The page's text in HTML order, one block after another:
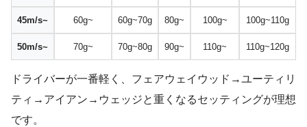
45m/s~ 60g~ 60g~70g 80g~ 100g~ 100g~110g
50m/s~ 70g~ 70g~80g 90g~ 110g~ 110g~120g
ドライバーが一番軽く、フェアウェイウッド→ユーティリ
ティ→アイアン→ウェッジと重くなるセッティングが理想
です。